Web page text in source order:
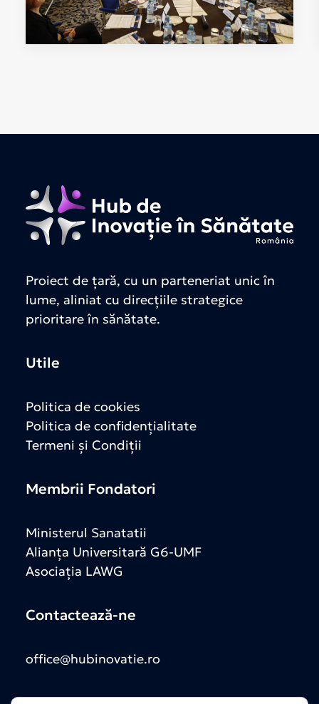
Proiect de țară, cu un parteneriat unic în
lume, aliniat cu direcțiile strategice
prioritare în sănătate.
Utile
Politica de cookies
Politica de confidențialitate
Termeni și Condiții
Membrii Fondatori
Ministerul Sanatatii
Alianța Universitară G6-UMF
Asociația LAWG
Contactează-ne
office@hubinovatie.ro